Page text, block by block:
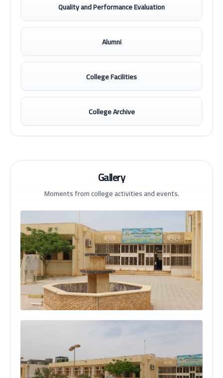
Quality and Performance Evaluation
Alumni
College Facilities
College Archive
Gallery
Moments from college activities and events.